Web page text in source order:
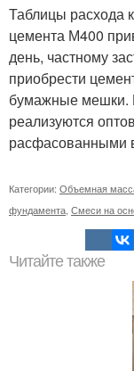
Таблицы расхода
цемента М400
день, частному
приобрести
бумажные мешки.
реализуются
расфасованными
Категории: Объемная
фундамента Смеси на
Читайте также